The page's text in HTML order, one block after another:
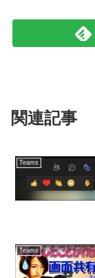
関連記事
Teams
Teams